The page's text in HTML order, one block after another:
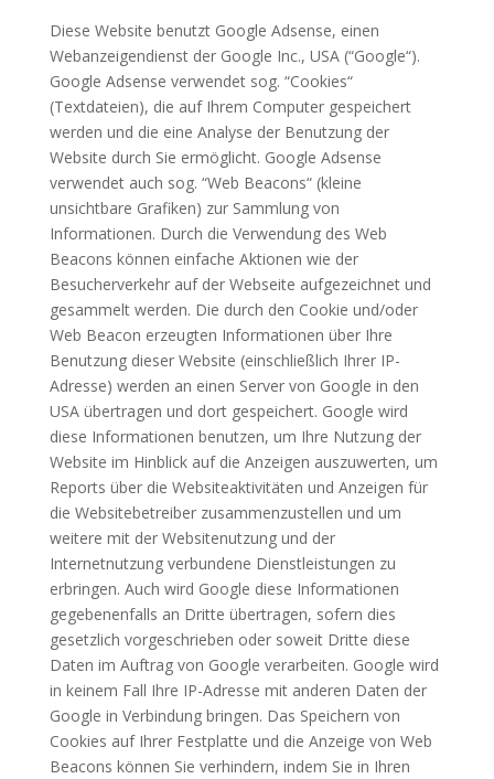
Diese Website benutzt Google Adsense, einen
Webanzeigendienst der Google Inc., USA (“Google“).
Google Adsense verwendet sog. “Cookies“
(Textdateien), die auf Ihrem Computer gespeichert
werden und die eine Analyse der Benutzung der
Website durch Sie ermöglicht. Google Adsense
verwendet auch sog. “Web Beacons“ (kleine
unsichtbare Grafiken) zur Sammlung von
Informationen. Durch die Verwendung des Web
Beacons können einfache Aktionen wie der
Besucherverkehr auf der Webseite aufgezeichnet und
gesammelt werden. Die durch den Cookie und/oder
Web Beacon erzeugten Informationen über Ihre
Benutzung dieser Website (einschließlich Ihrer IP-
Adresse) werden an einen Server von Google in den
USA übertragen und dort gespeichert. Google wird
diese Informationen benutzen, um Ihre Nutzung der
Website im Hinblick auf die Anzeigen auszuwerten, um
Reports über die Websiteaktivitäten und Anzeigen für
die Websitebetreiber zusammenzustellen und um
weitere mit der Websitenutzung und der
Internetnutzung verbundene Dienstleistungen zu
erbringen. Auch wird Google diese Informationen
gegebenenfalls an Dritte übertragen, sofern dies
gesetzlich vorgeschrieben oder soweit Dritte diese
Daten im Auftrag von Google verarbeiten. Google wird
in keinem Fall Ihre IP-Adresse mit anderen Daten der
Google in Verbindung bringen. Das Speichern von
Cookies auf Ihrer Festplatte und die Anzeige von Web
Beacons können Sie verhindern, indem Sie in Ihren